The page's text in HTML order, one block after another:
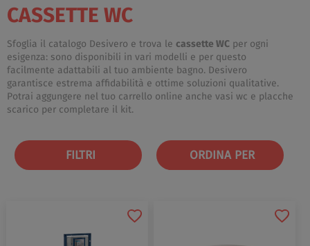
CASSETTE WC
Sfoglia il catalogo Desivero e trova le cassette WC per ogni
esigenza: sono disponibili in vari modelli e per questo
facilmente adattabili al tuo ambiente bagno. Desivero
garantisce estrema affidabilità e ottime soluzioni qualitative.
Potrai aggungere nel tuo carrello online anche vasi wc e placche
scarico per completare il kit.
FILTRI ORDINA PER